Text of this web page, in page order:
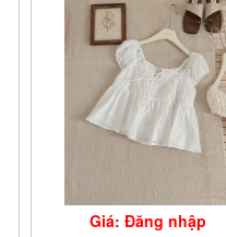
Giá: Đăng nhập